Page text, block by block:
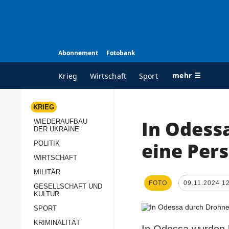
Abonnement Fotobank
Krieg Wirtschaft Sport mehr ☰
ALLE RUBRIKEN
Wiederaufbau der
Politik
Militär
KRIEG
WIEDERAUFBAU
DER UKRAINE
POLITIK
WIRTSCHAFT
MILITÄR
GESELLSCHAFT UND
KULTUR
SPORT
KRIMINALITÄT
In
eine
FOTO 09.11.2024